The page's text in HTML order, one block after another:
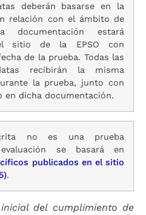
deberán basarse en la
relación con el ámbito de
documentación estará
sitio de la EPSO con
de la prueba. Todas las
recibirán la misma
la prueba, junto con
en dicha documentación.
no es una prueba
se basará en
publicados en el sitio
.
del cumplimiento de